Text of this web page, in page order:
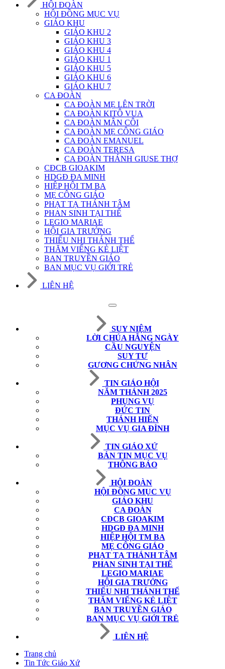
HỘI ĐOÀN
HỘI ĐỒNG MỤC VỤ
GIÁO KHU
GIÁO KHU 2
GIÁO KHU 3
GIÁO KHU 4
GIÁO KHU 1
GIÁO KHU 5
GIÁO KHU 6
GIÁO KHU 7
CA ĐOÀN
CA ĐOÀN MẸ LÊN TRỜI
CA ĐOÀN KITÔ VUA
CA ĐOÀN MÂN CÔI
CA ĐOÀN MẸ CÔNG GIÁO
CA ĐOÀN EMANUEL
CA ĐOÀN TERESA
CA ĐOÀN THÁNH GIUSE THỢ
CĐCB GIOAKIM
HDGĐ ĐA MINH
HIỆP HỘI TM BA
MẸ CÔNG GIÁO
PHẠT TẠ THÁNH TÂM
PHAN SINH TẠI THẾ
LEGIO MARIAE
HỘI GIA TRƯỞNG
THIẾU NHI THÁNH THỂ
THĂM VIẾNG KẺ LIỆT
BAN TRUYỀN GIÁO
BAN MỤC VỤ GIỚI TRẺ
LIÊN HỆ
SUY NIỆM
LỜI CHÚA HẰNG NGÀY
CẦU NGUYỆN
SUY TƯ
GƯƠNG CHỨNG NHÂN
TIN GIÁO HỘI
NĂM THÁNH 2025
PHỤNG VỤ
ĐỨC TIN
THÁNH HIẾN
MỤC VỤ GIA ĐÌNH
TIN GIÁO XỨ
BẢN TIN MỤC VỤ
THÔNG BÁO
HỘI ĐOÀN
HỘI ĐỒNG MỤC VỤ
GIÁO KHU
CA ĐOÀN
CĐCB GIOAKIM
HDGĐ ĐA MINH
HIỆP HỘI TM BA
MẸ CÔNG GIÁO
PHẠT TẠ THÁNH TÂM
PHAN SINH TẠI THẾ
LEGIO MARIAE
HỘI GIA TRƯỞNG
THIẾU NHI THÁNH THỂ
THĂM VIẾNG KẺ LIỆT
BAN TRUYỀN GIÁO
BAN MỤC VỤ GIỚI TRẺ
LIÊN HỆ
Trang chủ
Tin Tức Giáo Xứ